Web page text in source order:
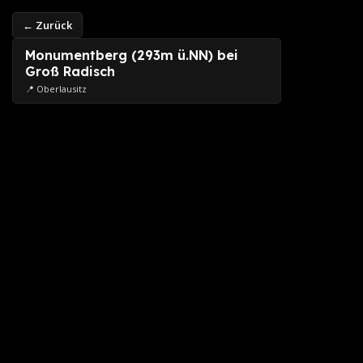
← Zurück
Monumentberg (293m ü.NN) bei
Groß Radisch
📍 Oberlausitz